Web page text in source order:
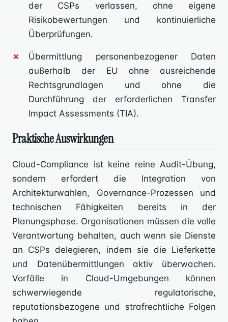
der CSPs verlassen, ohne eigene
Risikobewertungen und kontinuierliche
Überprüfungen.
Übermittlung personenbezogener Daten
außerhalb der EU ohne ausreichende
Rechtsgrundlagen und ohne die
Durchführung der erforderlichen Transfer
Impact Assessments (TIA).
Praktische Auswirkungen
Cloud-Compliance ist keine reine Audit-Übung,
sondern erfordert die Integration von
Architekturwahlen, Governance-Prozessen und
technischen Fähigkeiten bereits in der
Planungsphase. Organisationen müssen die volle
Verantwortung behalten, auch wenn sie Dienste
an CSPs delegieren, indem sie die Lieferkette
und Datenübermittlungen aktiv überwachen.
Vorfälle in Cloud-Umgebungen können
schwerwiegende regulatorische,
reputationsbezogene und strafrechtliche Folgen